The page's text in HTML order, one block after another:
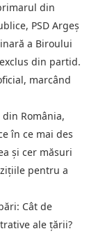
din
PSD Argeș
a Biroului
din partid.
marcând
România,
în ce mai des
și cer măsuri
pentru a
Cât de
ale țării?